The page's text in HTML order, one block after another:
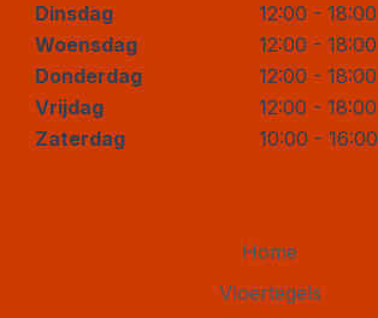
Dinsdag
12:00 - 18:00
Woensdag
12:00 - 18:00
Donderdag
12:00 - 18:00
Vrijdag
12:00 - 18:00
Zaterdag
10:00 - 16:00
Home
Vloertegels